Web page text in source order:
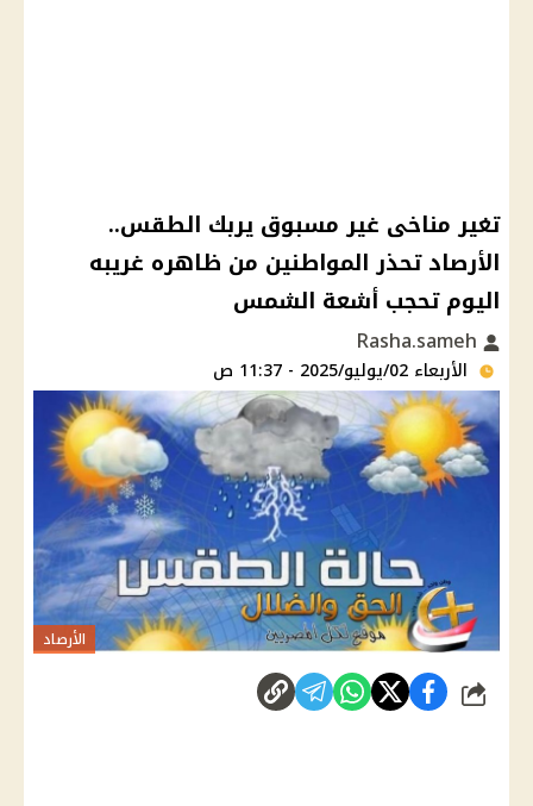
تغير مناخى غير مسبوق يربك الطقس..
الأرصاد تحذر المواطنين من ظاهره غريبه
اليوم تحجب أشعة الشمس
الأربعاء 02/يوليو/2025 - 11:37 ص
الأرصاد
شارك